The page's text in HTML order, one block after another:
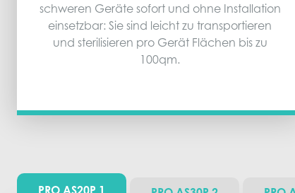
schweren Geräte sofort und ohne Installation
einsetzbar: Sie sind leicht zu transportieren
und sterilisieren pro Gerät Flächen bis zu
100qm.
PRO AS20P 1